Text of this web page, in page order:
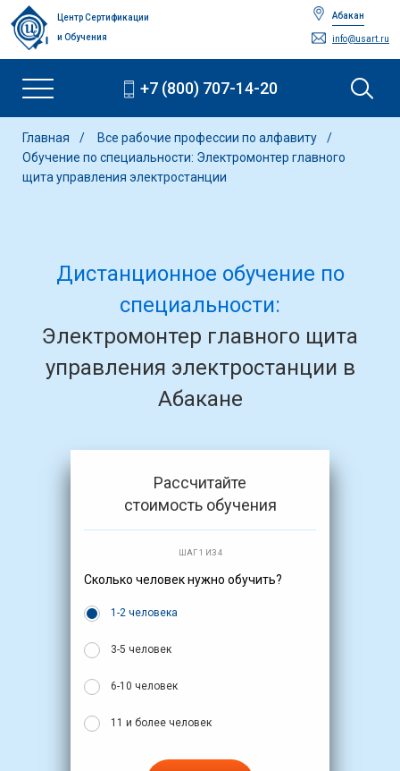
Центр Сертификации
и Обучения
Абакан
info@usart.ru
+7 (800) 707-14-20
Главная
Все рабочие профессии по алфавиту
Обучение по специальности: Электромонтер главного
щита управления электростанции
Дистанционное обучение по
специальности:
Электромонтер главного щита
управления электростанции в
Абакане
Рассчитайте
стоимость обучения
ШАГ 1 ИЗ 4
Сколько человек нужно обучить?
1-2 человека
3-5 человек
6-10 человек
11 и более человек